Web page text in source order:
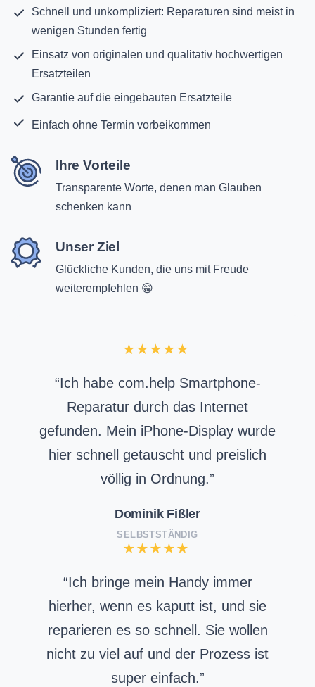
Schnell und unkompliziert: Reparaturen sind meist in
wenigen Stunden fertig
Einsatz von originalen und qualitativ hochwertigen
Ersatzteilen
Garantie auf die eingebauten Ersatzteile
Einfach ohne Termin vorbeikommen
Ihre Vorteile
Transparente Worte, denen man Glauben
schenken kann
Unser Ziel
Glückliche Kunden, die uns mit Freude
weiterempfehlen 😁
“Ich habe com.help Smartphone-
Reparatur durch das Internet
gefunden. Mein iPhone-Display wurde
hier schnell getauscht und preislich
völlig in Ordnung.”
Dominik Fißler
SELBSTSTÄNDIG
“Ich bringe mein Handy immer
hierher, wenn es kaputt ist, und sie
reparieren es so schnell. Sie wollen
nicht zu viel auf und der Prozess ist
super einfach.”